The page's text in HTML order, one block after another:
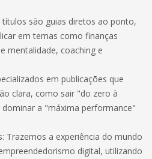
são guias diretos ao ponto,
em temas como finanças
mentalidade, coaching e
em publicações que
clara, como sair "do zero à
a "máxima performance"
Trazemos a experiência do mundo
digital, utilizando